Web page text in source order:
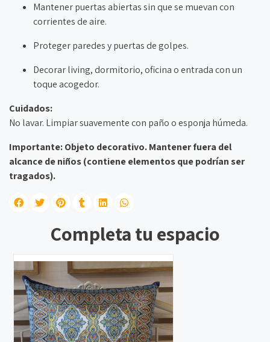
Mantener puertas abiertas sin que se muevan con
corrientes de aire.
Proteger paredes y puertas de golpes.
Decorar living, dormitorio, oficina o entrada con un
toque acogedor.
Cuidados:
No lavar. Limpiar suavemente con paño o esponja húmeda.
Importante: Objeto decorativo. Mantener fuera del
alcance de niños (contiene elementos que podrían ser
tragados).
Completa tu espacio